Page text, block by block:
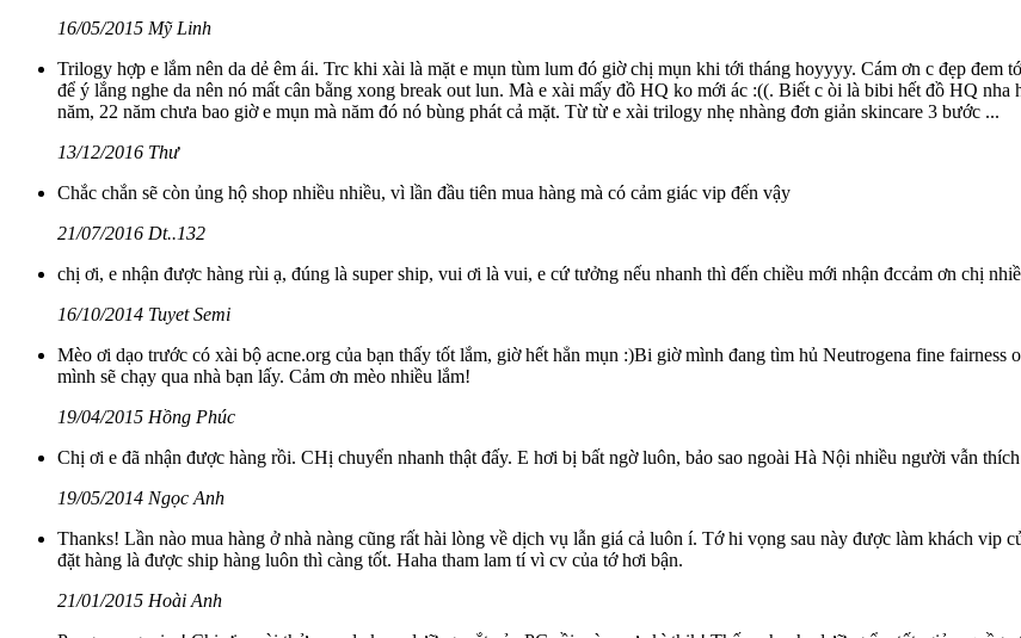
16/05/2015 Mỹ Linh
Trilogy hợp e lắm nên da dẻ êm ái. Trc khi xài là mặt e mụn tùm lum đó giờ chị mụn khi tới tháng hoyyyy. Cám ơn c đẹp đem
để ý lắng nghe da nên nó mất cân bằng xong break out lun. Mà e xài mấy đồ HQ ko mới ác :((. Biết c òi là bibi hết đồ HQ nha
năm, 22 năm chưa bao giờ e mụn mà năm đó nó bùng phát cả mặt. Từ từ e xài trilogy nhẹ nhàng đơn giản skincare 3 bước ...
13/12/2016 Thư
Chắc chắn sẽ còn ủng hộ shop nhiều nhiều, vì lần đầu tiên mua hàng mà có cảm giác vip đến vậy
21/07/2016 Dt..132
chị ơi, e nhận được hàng rùi ạ, đúng là super ship, vui ơi là vui, e cứ tưởng nếu nhanh thì đến chiều mới nhận đccảm ơn chị
16/10/2014 Tuyet Semi
Mèo ơi dạo trước có xài bộ acne.org của bạn thấy tốt lắm, giờ hết hẳn mụn :)Bi giờ mình đang tìm hủ Neutrogena fine
mình sẽ chạy qua nhà bạn lấy. Cảm ơn mèo nhiều lắm!
19/04/2015 Hồng Phúc
Chị ơi e đã nhận được hàng rồi. CHị chuyển nhanh thật đấy. E hơi bị bất ngờ luôn, bảo sao ngoài Hà Nội nhiều người vẫn
19/05/2014 Ngọc Anh
Thanks! Lần nào mua hàng ở nhà nàng cũng rất hài lòng về dịch vụ lẫn giá cả luôn í. Tớ hi vọng sau này được làm khách vip
đặt hàng là được ship hàng luôn thì càng tốt. Haha tham lam tí vì cv của tớ hơi bận.
21/01/2015 Hoài Anh